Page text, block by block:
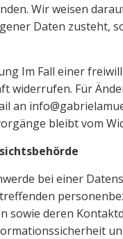
Wir weisen
Daten zusteht,
Im Fall einer
widerrufen. Für
an
bleibt vom
bei einer
sowie deren